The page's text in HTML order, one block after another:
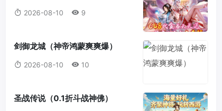
2026-08-10 9
剑御龙城（神帝鸿蒙爽爽爆）
2026-08-10 10
圣战传说（0.1折斗战神佛）